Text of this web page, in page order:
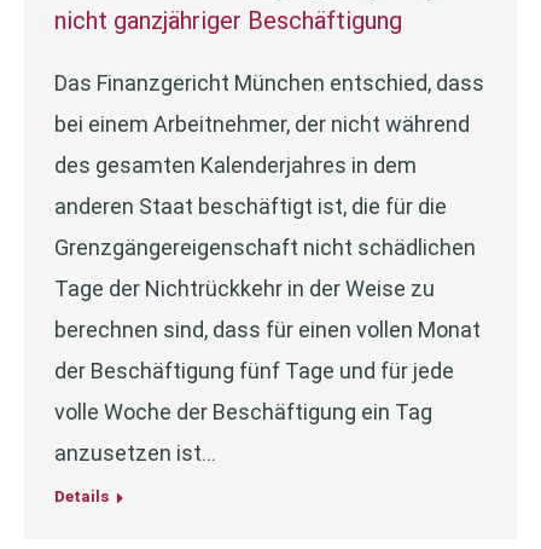
nicht ganzjähriger Beschäftigung
Das Finanzgericht München entschied, dass
bei einem Arbeitnehmer, der nicht während
des gesamten Kalenderjahres in dem
anderen Staat beschäftigt ist, die für die
Grenzgängereigenschaft nicht schädlichen
Tage der Nichtrückkehr in der Weise zu
berechnen sind, dass für einen vollen Monat
der Beschäftigung fünf Tage und für jede
volle Woche der Beschäftigung ein Tag
anzusetzen ist…
Details